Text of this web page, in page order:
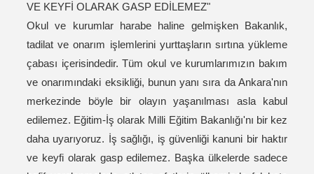
VE KEYFİ OLARAK GASP EDİLEMEZ"
Okul ve kurumlar harabe haline gelmişken Bakanlık,
tadilat ve onarım işlemlerini yurttaşların sırtına yükleme
çabası içerisindedir. Tüm okul ve kurumlarımızın bakım
ve onarımındaki eksikliği, bunun yanı sıra da Ankara'nın
merkezinde böyle bir olayın yaşanılması asla kabul
edilemez. Eğitim-İş olarak Milli Eğitim Bakanlığı'nı bir kez
daha uyarıyoruz. İş sağlığı, iş güvenliği kanuni bir haktır
ve keyfi olarak gasp edilemez. Başka ülkelerde sadece